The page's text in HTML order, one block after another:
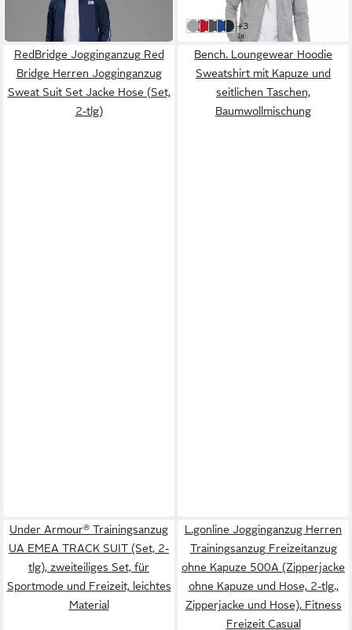
Suit Set Sweatjacke Hose
(Set, 2-tlg)
89,90 €
Grau meliert
RotAnthrazit
Saxe Blau
Navy Blau
weitere Farben:
+3
RedBridge Jogginganzug Red
Bridge Herren Jogginganzug
Sweat Suit Set Jacke Hose (Set,
2-tlg)
Bench. Loungewear Hoodie
Sweatshirt mit Kapuze und
seitlichen Taschen,
Baumwollmischung
Under Armour® Trainingsanzug
UA EMEA TRACK SUIT (Set, 2-
tlg), zweiteiliges Set, für
Sportmode und Freizeit, leichtes
Material
L.gonline Jogginganzug Herren
Trainingsanzug Freizeitanzug
ohne Kapuze 500A (Zipperjacke
ohne Kapuze und Hose, 2-tlg.,
Zipperjacke und Hose), Fitness
Freizeit Casual